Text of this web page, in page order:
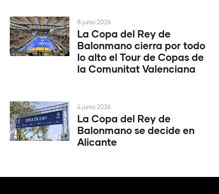
La Copa del Rey de
Balonmano cierra por todo
lo alto el Tour de Copas de
la Comunitat Valenciana
8 junio 2026
La Copa del Rey de
Balonmano se decide en
Alicante
4 junio 2026